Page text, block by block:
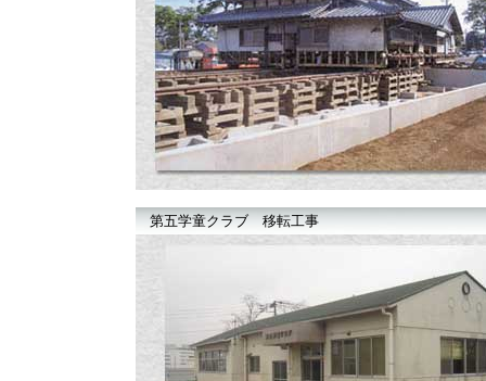
第五学童クラブ 移転工事